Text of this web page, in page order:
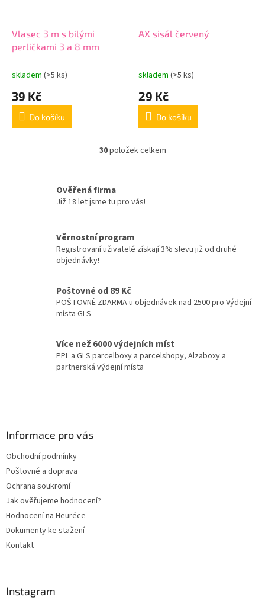
Vlasec 3 m s bílými
perličkami 3 a 8 mm
skladem (>5 ks)
39 Kč
Do košíku
AX sisál červený
skladem (>5 ks)
29 Kč
Do košíku
O
d
í
p
v
s
u
30položek celkem
Ověřená firma
Již 18 let jsme tu pro vás!
Věrnostní program
Registrovaní uživatelé získají 3% slevu již od druhé
objednávky!
Poštovné od 89 Kč
POŠTOVNÉ ZDARMA u objednávek nad 2500 pro Výdejní
místa GLS
Více než 6000 výdejních míst
PPL a GLS parcelboxy a parcelshopy, Alzaboxy a
partnerská výdejní místa
Informace pro vás
Obchodní podmínky
Poštovné a doprava
Ochrana soukromí
Jak ověřujeme hodnocení?
Hodnocení na Heuréce
Dokumenty ke stažení
Kontakt
Instagram